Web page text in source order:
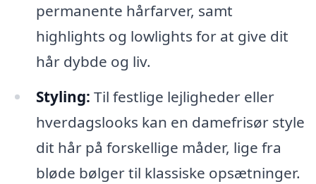
permanente hårfarver, samt
highlights og lowlights for at give dit
hår dybde og liv.
Styling: Til festlige lejligheder eller
hverdagslooks kan en damefrisør style
dit hår på forskellige måder, lige fra
bløde bølger til klassiske opsætninger.